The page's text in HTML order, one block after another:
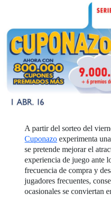
A partir del sorteo del
Cuponazo experimenta
se pretende mejorar el
experiencia de juego ante
frecuencia de compra y
jugadores frecuentes,
ocasionales se conviertan